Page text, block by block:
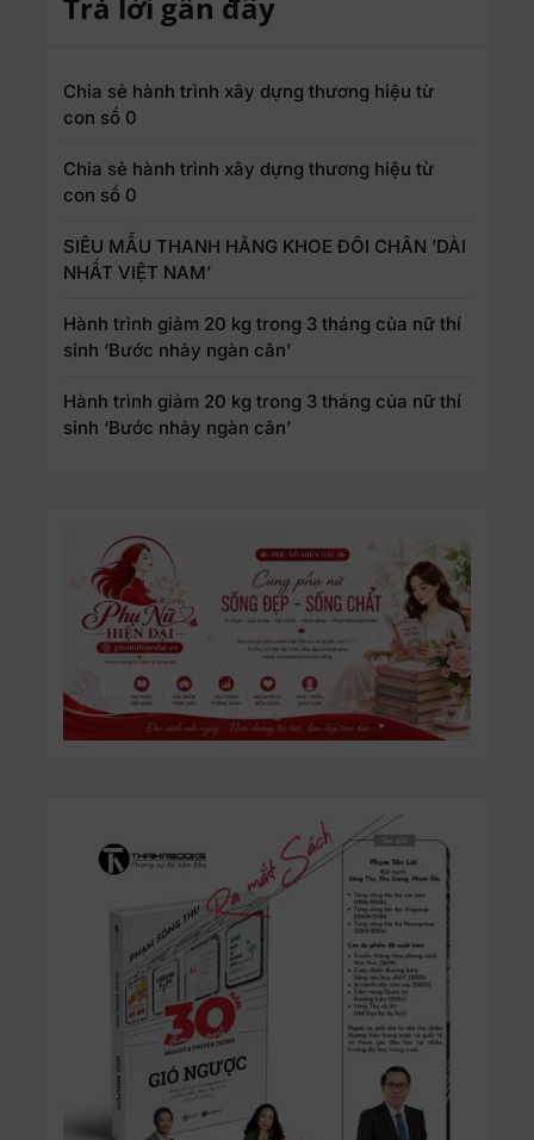
Trả lời gần đây
Chia sẻ hành trình xây dựng thương hiệu từ
con số 0
Chia sẻ hành trình xây dựng thương hiệu từ
con số 0
SIÊU MẪU THANH HẰNG KHOE ĐÔI CHÂN ’DÀI
NHẤT VIỆT NAM’
Hành trình giảm 20 kg trong 3 tháng của nữ thí
sinh ‘Bước nhảy ngàn cân’
Hành trình giảm 20 kg trong 3 tháng của nữ thí
sinh ‘Bước nhảy ngàn cân’